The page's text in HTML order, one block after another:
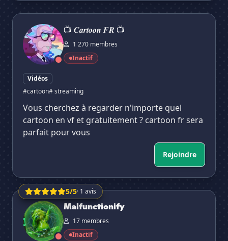
📺 𝑪𝒂𝒓𝒕𝒐𝒐𝒏 𝑭𝑹 📺
📺 𝑪𝒂𝒓𝒕𝒐𝒐𝒏 𝑭𝑹 📺
1 270 membres
Inactif
Vidéos
#cartoon# streaming
Vous cherchez à regarder n'importe quel
cartoon en vf et gratuitement ? cartoon fr sera
parfait pour vous
Rejoindre
5/5· 1 avis
Malfunctionify
Malfunctionify
17 membres
Inactif